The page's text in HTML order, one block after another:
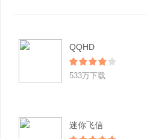
QQHD
533万下载
迷你飞信